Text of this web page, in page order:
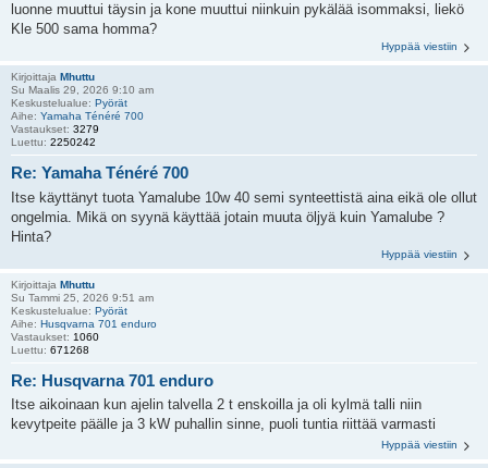
luonne muuttui täysin ja kone muuttui niinkuin pykälää isommaksi, liekö
Kle 500 sama homma?
Hyppää viestiin
Kirjoittaja Mhuttu
Su Maalis 29, 2026 9:10 am
Keskustelualue: Pyörät
Aihe: Yamaha Ténéré 700
Vastaukset: 3279
Luettu: 2250242
Re: Yamaha Ténéré 700
Itse käyttänyt tuota Yamalube 10w 40 semi synteettistä aina eikä ole ollut
ongelmia. Mikä on syynä käyttää jotain muuta öljyä kuin Yamalube ?
Hinta?
Hyppää viestiin
Kirjoittaja Mhuttu
Su Tammi 25, 2026 9:51 am
Keskustelualue: Pyörät
Aihe: Husqvarna 701 enduro
Vastaukset: 1060
Luettu: 671268
Re: Husqvarna 701 enduro
Itse aikoinaan kun ajelin talvella 2 t enskoilla ja oli kylmä talli niin
kevytpeite päälle ja 3 kW puhallin sinne, puoli tuntia riittää varmasti
Hyppää viestiin